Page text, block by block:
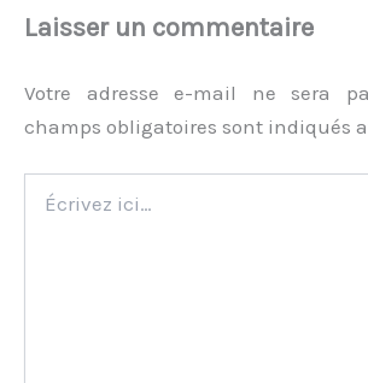
Laisser un commentaire
Votre adresse e-mail ne sera
champs obligatoires sont indiqués
ici…